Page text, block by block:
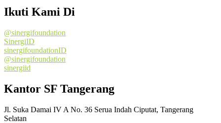
Ikuti Kami Di
@sinergifoundation
SinergiID
sinergifoundationID
@sinergifoundation
sinergiid
Kantor SF Tangerang
Jl. Suka Damai IV A No. 36 Serua Indah Ciputat, Tangerang
Selatan